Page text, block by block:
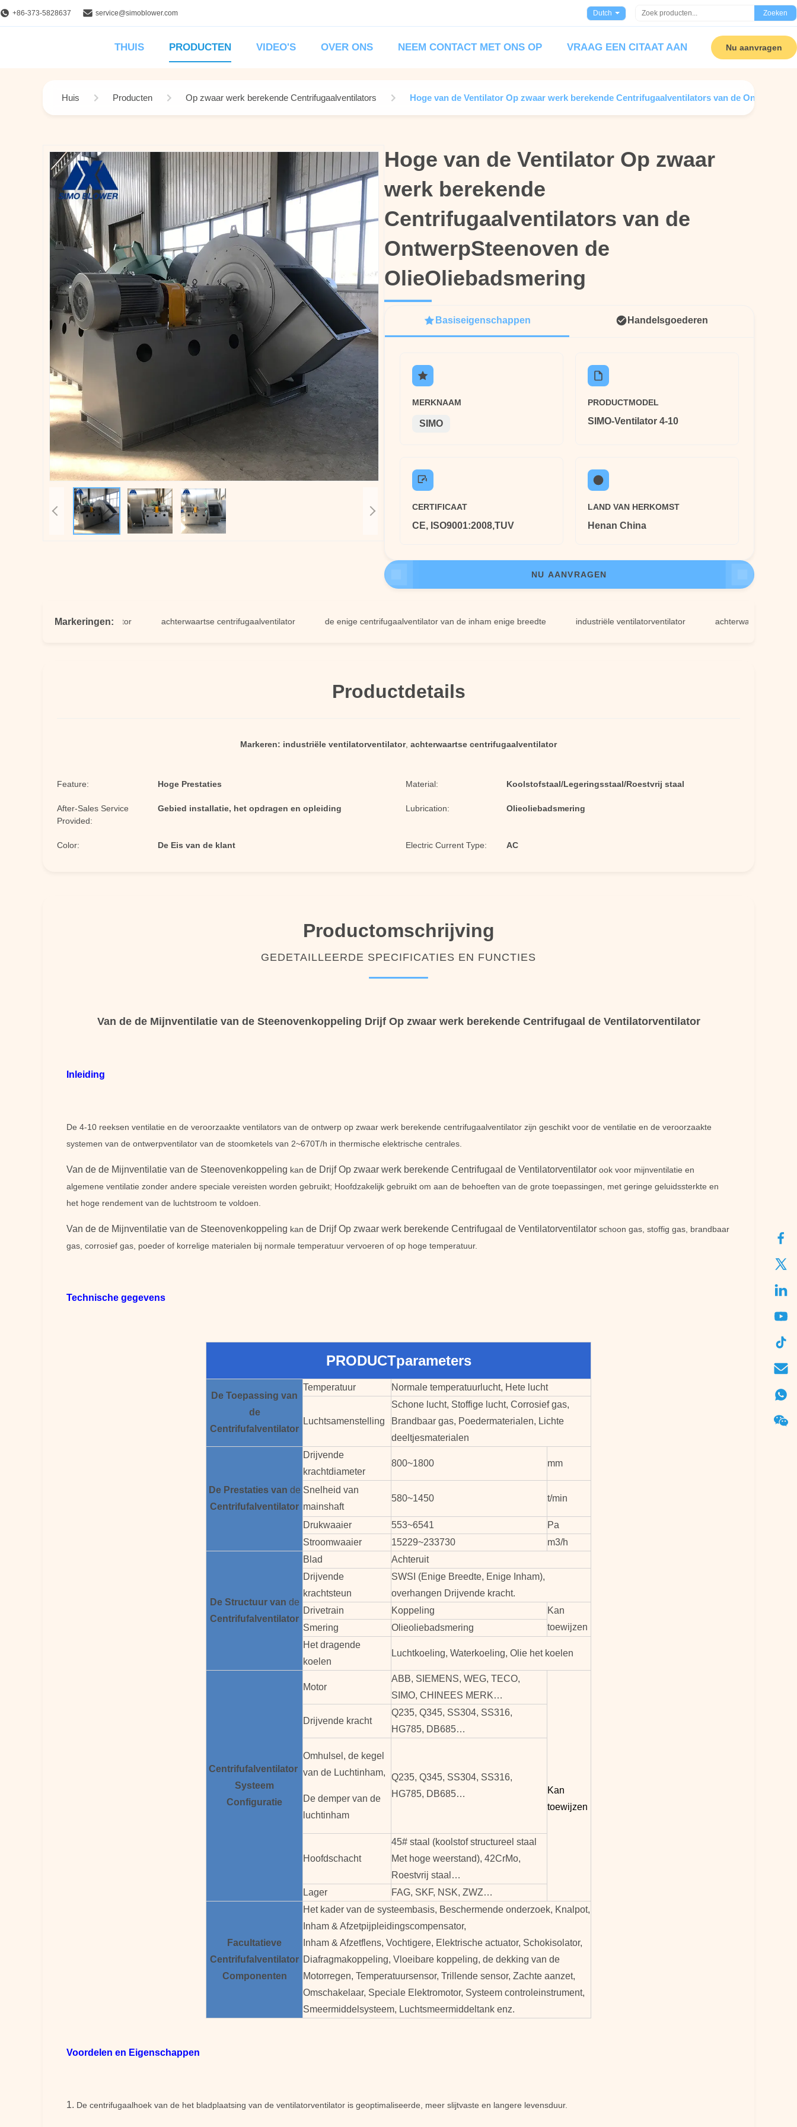
+86-373-5828637 service@simoblower.com Dutch Zoeken
THUIS PRODUCTEN VIDEO'S OVER ONS NEEM CONTACT MET ONS OP VRAAG EEN CITAAT AAN Nu aanvragen
Huis Producten Op zwaar werk berekende Centrifugaalventilators Hoge van de Ventilator Op zwaar werk berekende Centrifugaalventilators van de
Hoge van de Ventilator Op zwaar
werk berekende
Centrifugaalventilators van de
OntwerpSteenoven de
OlieOliebadsmering
Hoge van de Ventilator Op zwaar
werk berekende
Centrifugaalventilators van de
OntwerpSteenoven de
OlieOliebadsmering
Basiseigenschappen Handelsgoederen
MERKNAAM
SIMO
PRODUCTMODEL
SIMO-Ventilator 4-10
CERTIFICAAT
CE, ISO9001:2008,TUV
LAND VAN HERKOMST
Henan China
NU AANVRAGEN
Markeringen:
ventilatorventilator achterwaartse centrifugaalventilator de enige centrifugaalventilator van de inham enige breedte industriële ventilatorventilator achterwaartse
Productdetails
Markeren: industriële ventilatorventilator, achterwaartse centrifugaalventilator
Feature: Hoge Prestaties Material: Koolstofstaal/Legeringsstaal/Roestvrij staal
After-Sales Service
Provided:
Gebied installatie, het opdragen en opleiding Lubrication: Olieoliebadsmering
Color: De Eis van de klant Electric Current Type: AC
Productomschrijving
GEDETAILLEERDE SPECIFICATIES EN FUNCTIES
Van de de Mijnventilatie van de Steenovenkoppeling Drijf Op zwaar werk berekende Centrifugaal de Ventilatorventilator
Inleiding
De 4-10 reeksen ventilatie en de veroorzaakte ventilators van de ontwerp op zwaar werk berekende centrifugaalventilator zijn geschikt voor de ventilatie en de veroorzaakte
systemen van de ontwerpventilator van de stoomketels van 2~670T/h in thermische elektrische centrales.
Van de de Mijnventilatie van de Steenovenkoppeling kan de Drijf Op zwaar werk berekende Centrifugaal de Ventilatorventilator ook voor mijnventilatie en
algemene ventilatie zonder andere speciale vereisten worden gebruikt; Hoofdzakelijk gebruikt om aan de behoeften van de grote toepassingen, met geringe geluidssterkte en
het hoge rendement van de luchtstroom te voldoen.
Van de de Mijnventilatie van de Steenovenkoppeling kan de Drijf Op zwaar werk berekende Centrifugaal de Ventilatorventilator schoon gas, stoffig gas, brandbaar
gas, corrosief gas, poeder of korrelige materialen bij normale temperatuur vervoeren of op hoge temperatuur.
Technische gegevens
PRODUCTparameters
De Toepassing van
de
Centrifufalventilator
Temperatuur Normale temperatuurlucht, Hete lucht
Luchtsamenstelling
Schone lucht, Stoffige lucht, Corrosief gas,
Brandbaar gas, Poedermaterialen, Lichte
deeltjesmaterialen
De Prestaties van de
Centrifufalventilator
Drijvende
krachtdiameter
800~1800 mm
Snelheid van
mainshaft
580~1450 t/min
Drukwaaier 553~6541
Pa
Stroomwaaier
15229~233730 m3/h
De Structuur van de
Centrifufalventilator
Blad
Achteruit
Drijvende
krachtsteun
SWSI (Enige Breedte, Enige Inham),
overhangen Drijvende kracht.
Drivetrain
Koppeling
Kan
toewijzen
Smering
Olieoliebadsmering
Het dragende
koelen
Luchtkoeling, Waterkoeling, Olie het koelen
Centrifufalventilator
Systeem
Configuratie
Motor
ABB, SIEMENS, WEG, TECO,
SIMO, CHINEES MERK…
Kan
toewijzen
Drijvende kracht
Q235, Q345, SS304, SS316,
HG785, DB685…
Omhulsel, de kegel
van de Luchtinham,
De demper van de
luchtinham
Q235, Q345, SS304, SS316,
HG785, DB685…
Hoofdschacht
45# staal (koolstof structureel staal
Met hoge weerstand), 42CrMo,
Roestvrij staal…
Lager
FAG, SKF, NSK, ZWZ…
Facultatieve
Centrifufalventilator
Componenten
Het kader van de systeembasis, Beschermende onderzoek, Knalpot,
Inham & Afzetpijpleidingscompensator,
Inham & Afzetflens, Vochtigere, Elektrische actuator, Schokisolator,
Diafragmakoppeling, Vloeibare koppeling, de dekking van de
Motorregen, Temperatuursensor, Trillende sensor, Zachte aanzet,
Omschakelaar, Speciale Elektromotor, Systeem controleinstrument,
Smeermiddelsysteem, Luchtsmeermiddeltank enz.
Voordelen en Eigenschappen
1. De centrifugaalhoek van de het bladplaatsing van de ventilatorventilator is geoptimaliseerde, meer slijtvaste en langere levensduur.